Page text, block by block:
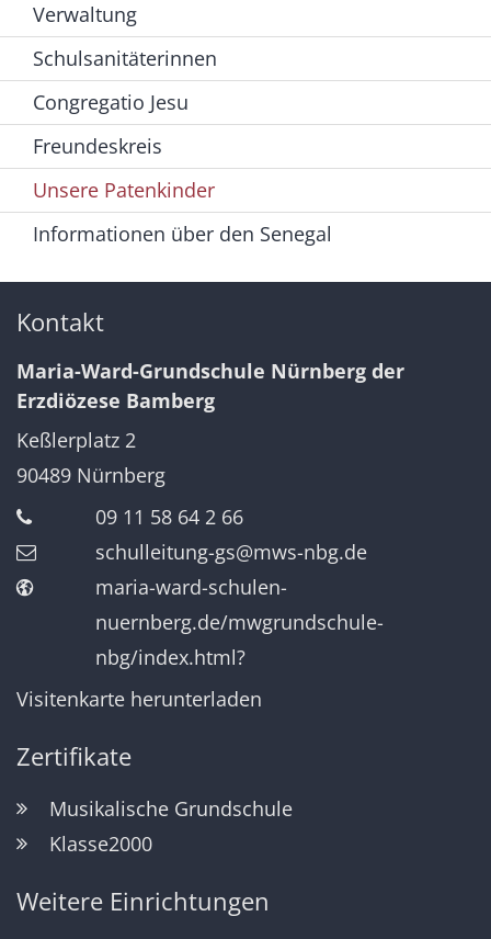
Verwaltung
Schulsanitäterinnen
Congregatio Jesu
Freundeskreis
Unsere Patenkinder
Informationen über den Senegal
Kontakt
Maria-Ward-Grundschule Nürnberg der
Erzdiözese Bamberg
Keßlerplatz 2
90489 Nürnberg
09 11 58 64 2 66
schulleitung-gs@mws-nbg.de
maria-ward-schulen-
nuernberg.de/mwgrundschule-
nbg/index.html?
Visitenkarte herunterladen
Zertifikate
Musikalische Grundschule
Klasse2000
Weitere Einrichtungen